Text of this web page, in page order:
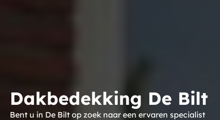
Dakbedekking De Bilt
Bent u in De Bilt op zoek naar een ervaren specialist